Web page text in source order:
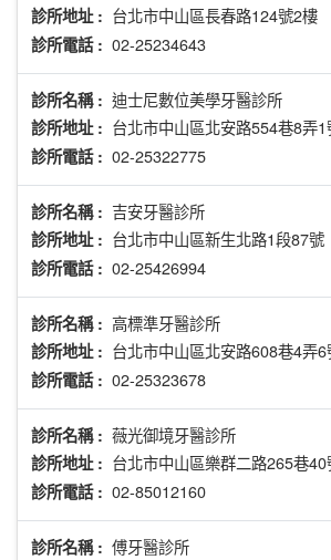
診所地址 : 台北市中山區長春路124號2樓
診所電話 : 02-25234643
診所名稱 : 迪士尼數位美學牙醫診所
診所地址 : 台北市中山區北安路554巷8弄1
診所電話 : 02-25322775
診所名稱 : 吉安牙醫診所
診所地址 : 台北市中山區新生北路1段87號
診所電話 : 02-25426994
診所名稱 : 高標準牙醫診所
診所地址 : 台北市中山區北安路608巷4弄6
診所電話 : 02-25323678
診所名稱 : 薇光御境牙醫診所
診所地址 : 台北市中山區樂群二路265巷
診所電話 : 02-85012160
診所名稱 : 傅牙醫診所